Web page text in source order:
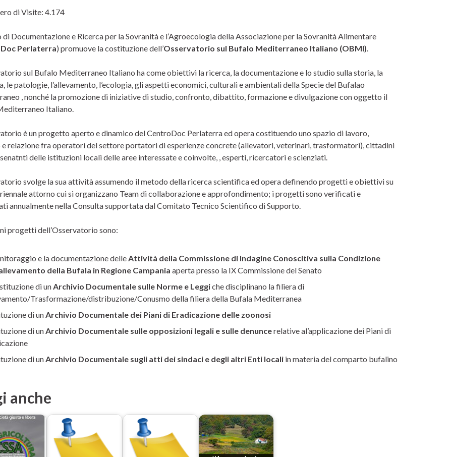
di Visite: 4.174
di Documentazione e Ricerca per la Sovranità e l’Agroecologia della Associazione per la Sovranità Alimentare
Perlaterra) promuove la costituzione dell’Osservatorio sul Bufalo Mediterraneo Italiano (OBMI)
sul Bufalo Mediterraneo Italiano ha come obiettivi la ricerca, la documentazione e lo studio sulla storia, la
le patologie, l’allevamento, l’ecologia, gli aspetti economici, culturali e ambientali della Specie del Bufalao
, nonché la promozione di iniziative di studio, confronto, dibattito, formazione e divulgazione con oggetto il
Italiano.
è un progetto aperto e dinamico del CentroDoc Perlaterra ed opera costituendo uno spazio di lavoro,
relazione fra operatori del settore portatori di esperienze concrete (allevatori, veterinari, trasformatori), cittadini
delle istituzioni locali delle aree interessate e coinvolte, , esperti, ricercatori e scienziati.
svolge la sua attività assumendo il metodo della ricerca scientifica ed opera definendo progetti e obiettivi su
attorno cui si organizzano Team di collaborazione e approfondimento; i progetti sono verificati e
annualmente nella Consulta supportata dal Comitato Tecnico Scientifico di Supporto.
progetti dell’Osservatorio sono:
e la documentazione delleAttività della Commissione di Indagine Conoscitiva sulla Condizione
della Bufala in Regione Campania aperta presso la IX Commissione del Senato
di un Archivio Documentale sulle Norme e Leggiche disciplinano la filiera di
Trasformazione/distribuzione/Conusmo della filiera della Bufala Mediterranea
di un Archivio Documentale dei Piani di Eradicazione delle zoonosi
di un Archivio Documentale sulle opposizioni legali e sulle denuncerelative al’applicazione dei Piani di
di unArchivio Documentale sugli atti dei sindaci e degli altri Enti localiin materia del comparto bufalino
anche